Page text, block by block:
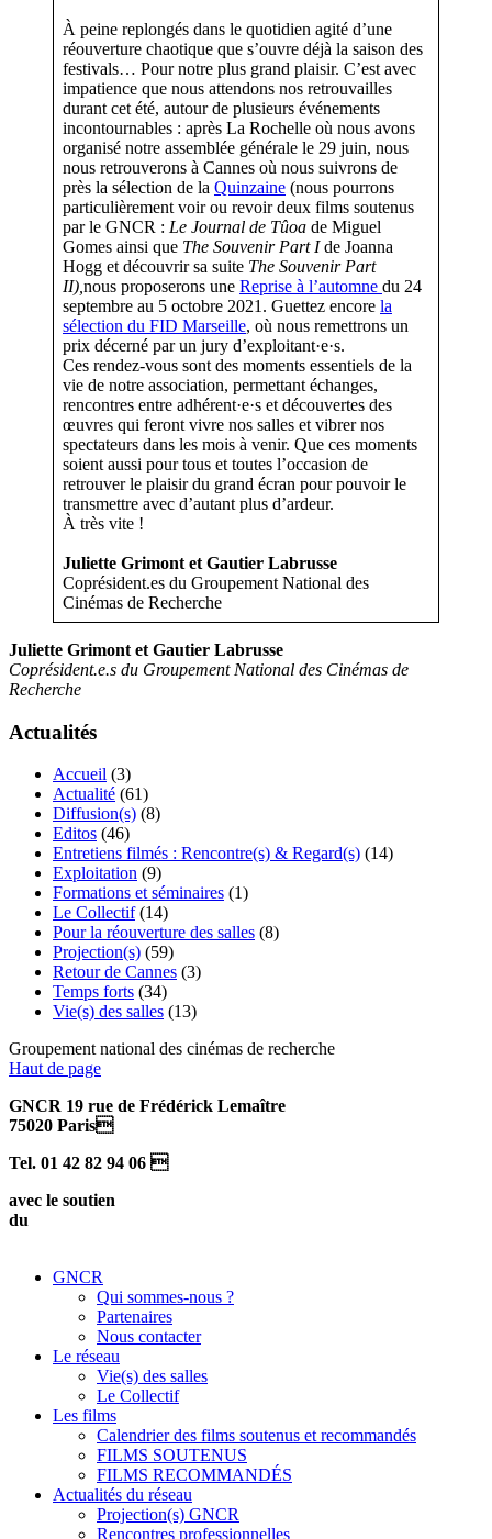
À peine replongés dans le quotidien agité d’une
réouverture chaotique que s’ouvre déjà la saison des
festivals… Pour notre plus grand plaisir. C’est avec
impatience que nous attendons nos retrouvailles
durant cet été, autour de plusieurs événements
incontournables : après La Rochelle où nous avons
organisé notre assemblée générale le 29 juin, nous
nous retrouverons à Cannes où nous suivrons de
près la sélection de la Quinzaine (nous pourrons
particulièrement voir ou revoir deux films soutenus
par le GNCR : Le Journal de Tûoa de Miguel
Gomes ainsi que The Souvenir Part Ide Joanna
Hogg et découvrir sa suite The Souvenir Part
II), nous proposerons une Reprise à l’automne du 24
septembre au 5 octobre 2021. Guettez encore la
sélection du FID Marseille, où nous remettrons un
prix décerné par un jury d’exploitant·e·s.
Ces rendez-vous sont des moments essentiels de la
vie de notre association, permettant échanges,
rencontres entre adhérent·e·s et découvertes des
œuvres qui feront vivre nos salles et vibrer nos
spectateurs dans les mois à venir. Que ces moments
soient aussi pour tous et toutes l’occasion de
retrouver le plaisir du grand écran pour pouvoir le
transmettre avec d’autant plus d’ardeur.
À très vite !
Juliette Grimont et Gautier Labrusse
Coprésident.es du Groupement National des
Cinémas de Recherche
Juliette Grimont et Gautier Labrusse
Coprésident.e.s du Groupement National des Cinémas de
Recherche
Actualités
Accueil (3)
Actualité (61)
Diffusion(s) (8)
Editos (46)
Entretiens filmés : Rencontre(s) & Regard(s) (14)
Exploitation (9)
Formations et séminaires (1)
Le Collectif(14)
Pour la réouverture des salles (8)
Projection(s) (59)
Retour de Cannes (3)
Temps forts (34)
Vie(s) des salles (13)
Groupement national des cinémas de recherche
Haut de page
GNCR 19 rue de Frédérick Lemaître
75020 Paris
Tel. 01 42 82 94 06 
avec le soutien
du
GNCR
Qui sommes-nous ?
Partenaires
Nous contacter
Le réseau
Vie(s) des salles
Le Collectif
Les films
Calendrier des films soutenus et recommandés
FILMS SOUTENUS
FILMS RECOMMANDÉS
Actualités du réseau
Projection(s) GNCR
Rencontres professionnelles